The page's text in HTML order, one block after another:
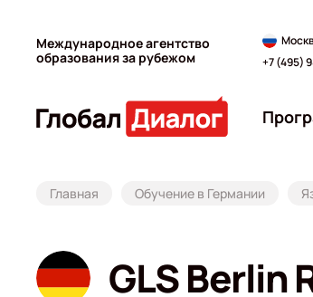
Международное агентство
образования за рубежом
+7 (495)
Главная Обучение в Германии
GLS Berlin